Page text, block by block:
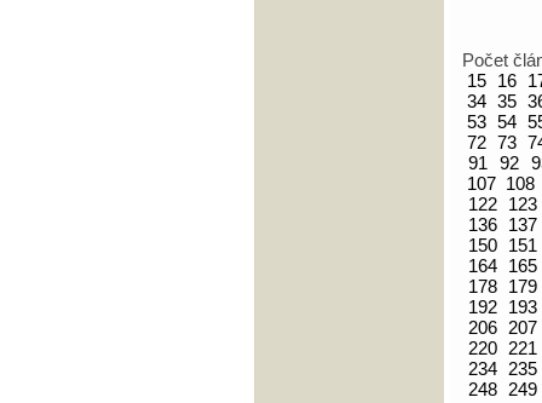
Počet
15 16
34 35
53 54
72 73
91
92
107 108
122
123
136
137
150
151
164
165
178
179
192
193
206 207
220
221
234
235
248
249